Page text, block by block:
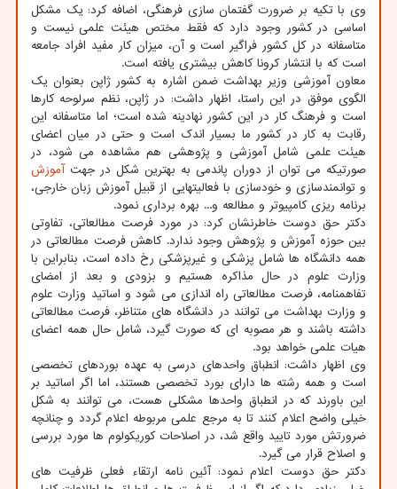
وی با تکیه بر ضرورت گفتمان سازی فرهنگی، اضافه کرد: یک مشکل
اساسی در کشور وجود دارد که فقط مختص هیئت علمی نیست و
متاسفانه در کل کشور فراگیر است و آن، میزان کار مفید افراد جامعه
است که با انتشار کرونا کاهش بیشتری یافته است.
معاون آموزشی وزیر بهداشت ضمن اشاره به کشور ژاپن بعنوان یک
الگوی موفق در این راستا، اظهار داشت: در ژاپن، نظم سرلوحه کارها
است و فرهنگ کار در این کشور نهادینه شده است؛ اما متاسفانه این
رقابت به کار در کشور ما بسیار اندک است و حتی در میان اعضای
هیئت علمی شامل آموزشی و پژوهشی هم مشاهده می شود، در
صورتیکه می توان از دوران پاندمی به بهترین شکل در جهتآموزش
و توانمندسازی و خودسازی با فعالیتهایی از قبیل آموزش زبان خارجی،
برنامه ریزی کامپیوتر و مطالعه و... بهره برداری نمود.
دکتر حق دوست خاطرنشان کرد: در مورد فرصت مطالعاتی، تفاوتی
بین حوزه آموزش و پژوهش وجود ندارد. کاهش فرصت مطالعاتی در
همه دانشگاه ها شامل پزشکی و غیرپزشکی رخ داده است، بنابراین با
وزارت علوم در حال مذاکره هستیم و بزودی و بعد از امضای
تفاهمنامه، فرصت مطالعاتی راه اندازی می شود و اساتید وزارت علوم
و وزارت بهداشت می توانند در دانشگاه های متناظر، فرصت مطالعاتی
داشته باشند و هر مصوبه ای که صورت گیرد، شامل حال همه اعضای
هیات علمی خواهد بود.
وی اظهار داشت: انطباق واحدهای درسی به عهده بوردهای تخصصی
است و همه رشته ها دارای بورد تخصصی هستند، اما اگر اساتید بر
این باورند که در انطباق واحدها مشکلی هست، می توانند به شکل
خیلی واضح اعلام کنند تا به مرجع علمی مربوطه اعلام گردد و چنانچه
ضرورتش مورد تایید واقع شد، در اصلاحات کوریکولوم ها مورد بررسی
و اصلاح قرار می گیرد.
دکتر حق دوست اعلام نمود: آئین نامه ارتقاء فعلی ظرفیت های